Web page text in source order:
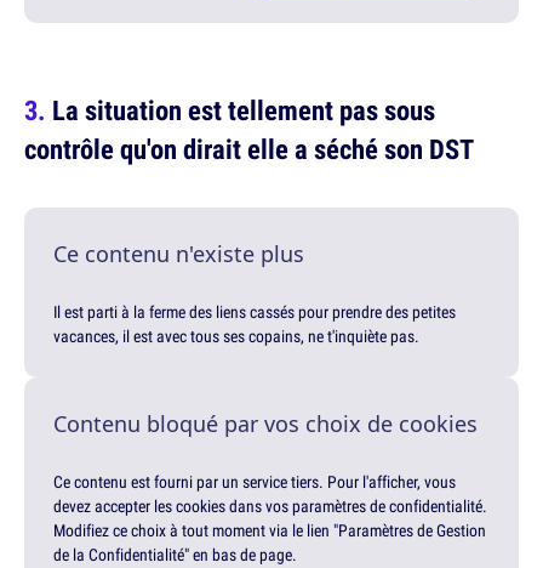
La situation est tellement pas sous
contrôle qu'on dirait elle a séché son DST
Ce contenu n'existe plus
Il est parti à la ferme des liens cassés pour prendre des petites
vacances, il est avec tous ses copains, ne t'inquiète pas.
Contenu bloqué par vos choix de cookies
Ce contenu est fourni par un service tiers. Pour l'afficher, vous
devez accepter les cookies dans vos paramètres de confidentialité.
Modifiez ce choix à tout moment via le lien "Paramètres de Gestion
de la Confidentialité" en bas de page.